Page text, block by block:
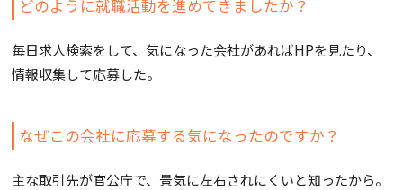
どのように就職活動を進めてきましたか？
毎日求人検索をして、気になった会社があればHPを見たり、
情報収集して応募した。
なぜこの会社に応募する気になったのですか？
主な取引先が官公庁で、景気に左右されにくいと知ったから。